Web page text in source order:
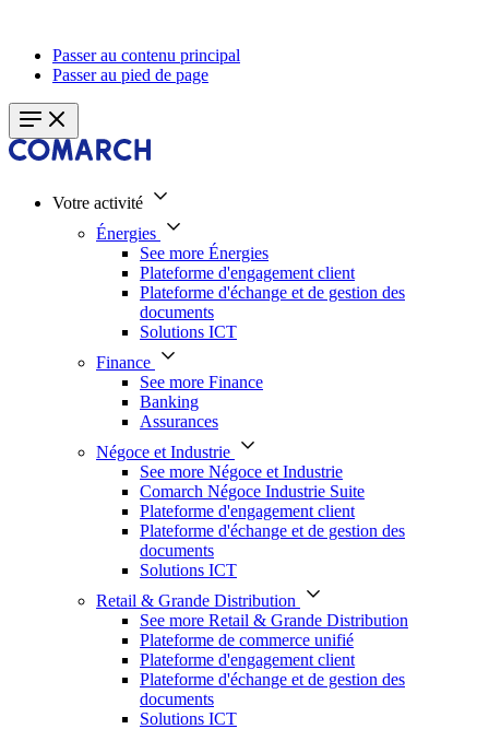
Passer au contenu principal
Passer au pied de page
Votre activité
Énergies
See more Énergies
Plateforme d'engagement client
Plateforme d'échange et de gestion des
documents
Solutions ICT
Finance
See more Finance
Banking
Assurances
Négoce et Industrie
See more Négoce et Industrie
Comarch Négoce Industrie Suite
Plateforme d'engagement client
Plateforme d'échange et de gestion des
documents
Solutions ICT
Retail & Grande Distribution
See more Retail & Grande Distribution
Plateforme de commerce unifié
Plateforme d'engagement client
Plateforme d'échange et de gestion des
documents
Solutions ICT